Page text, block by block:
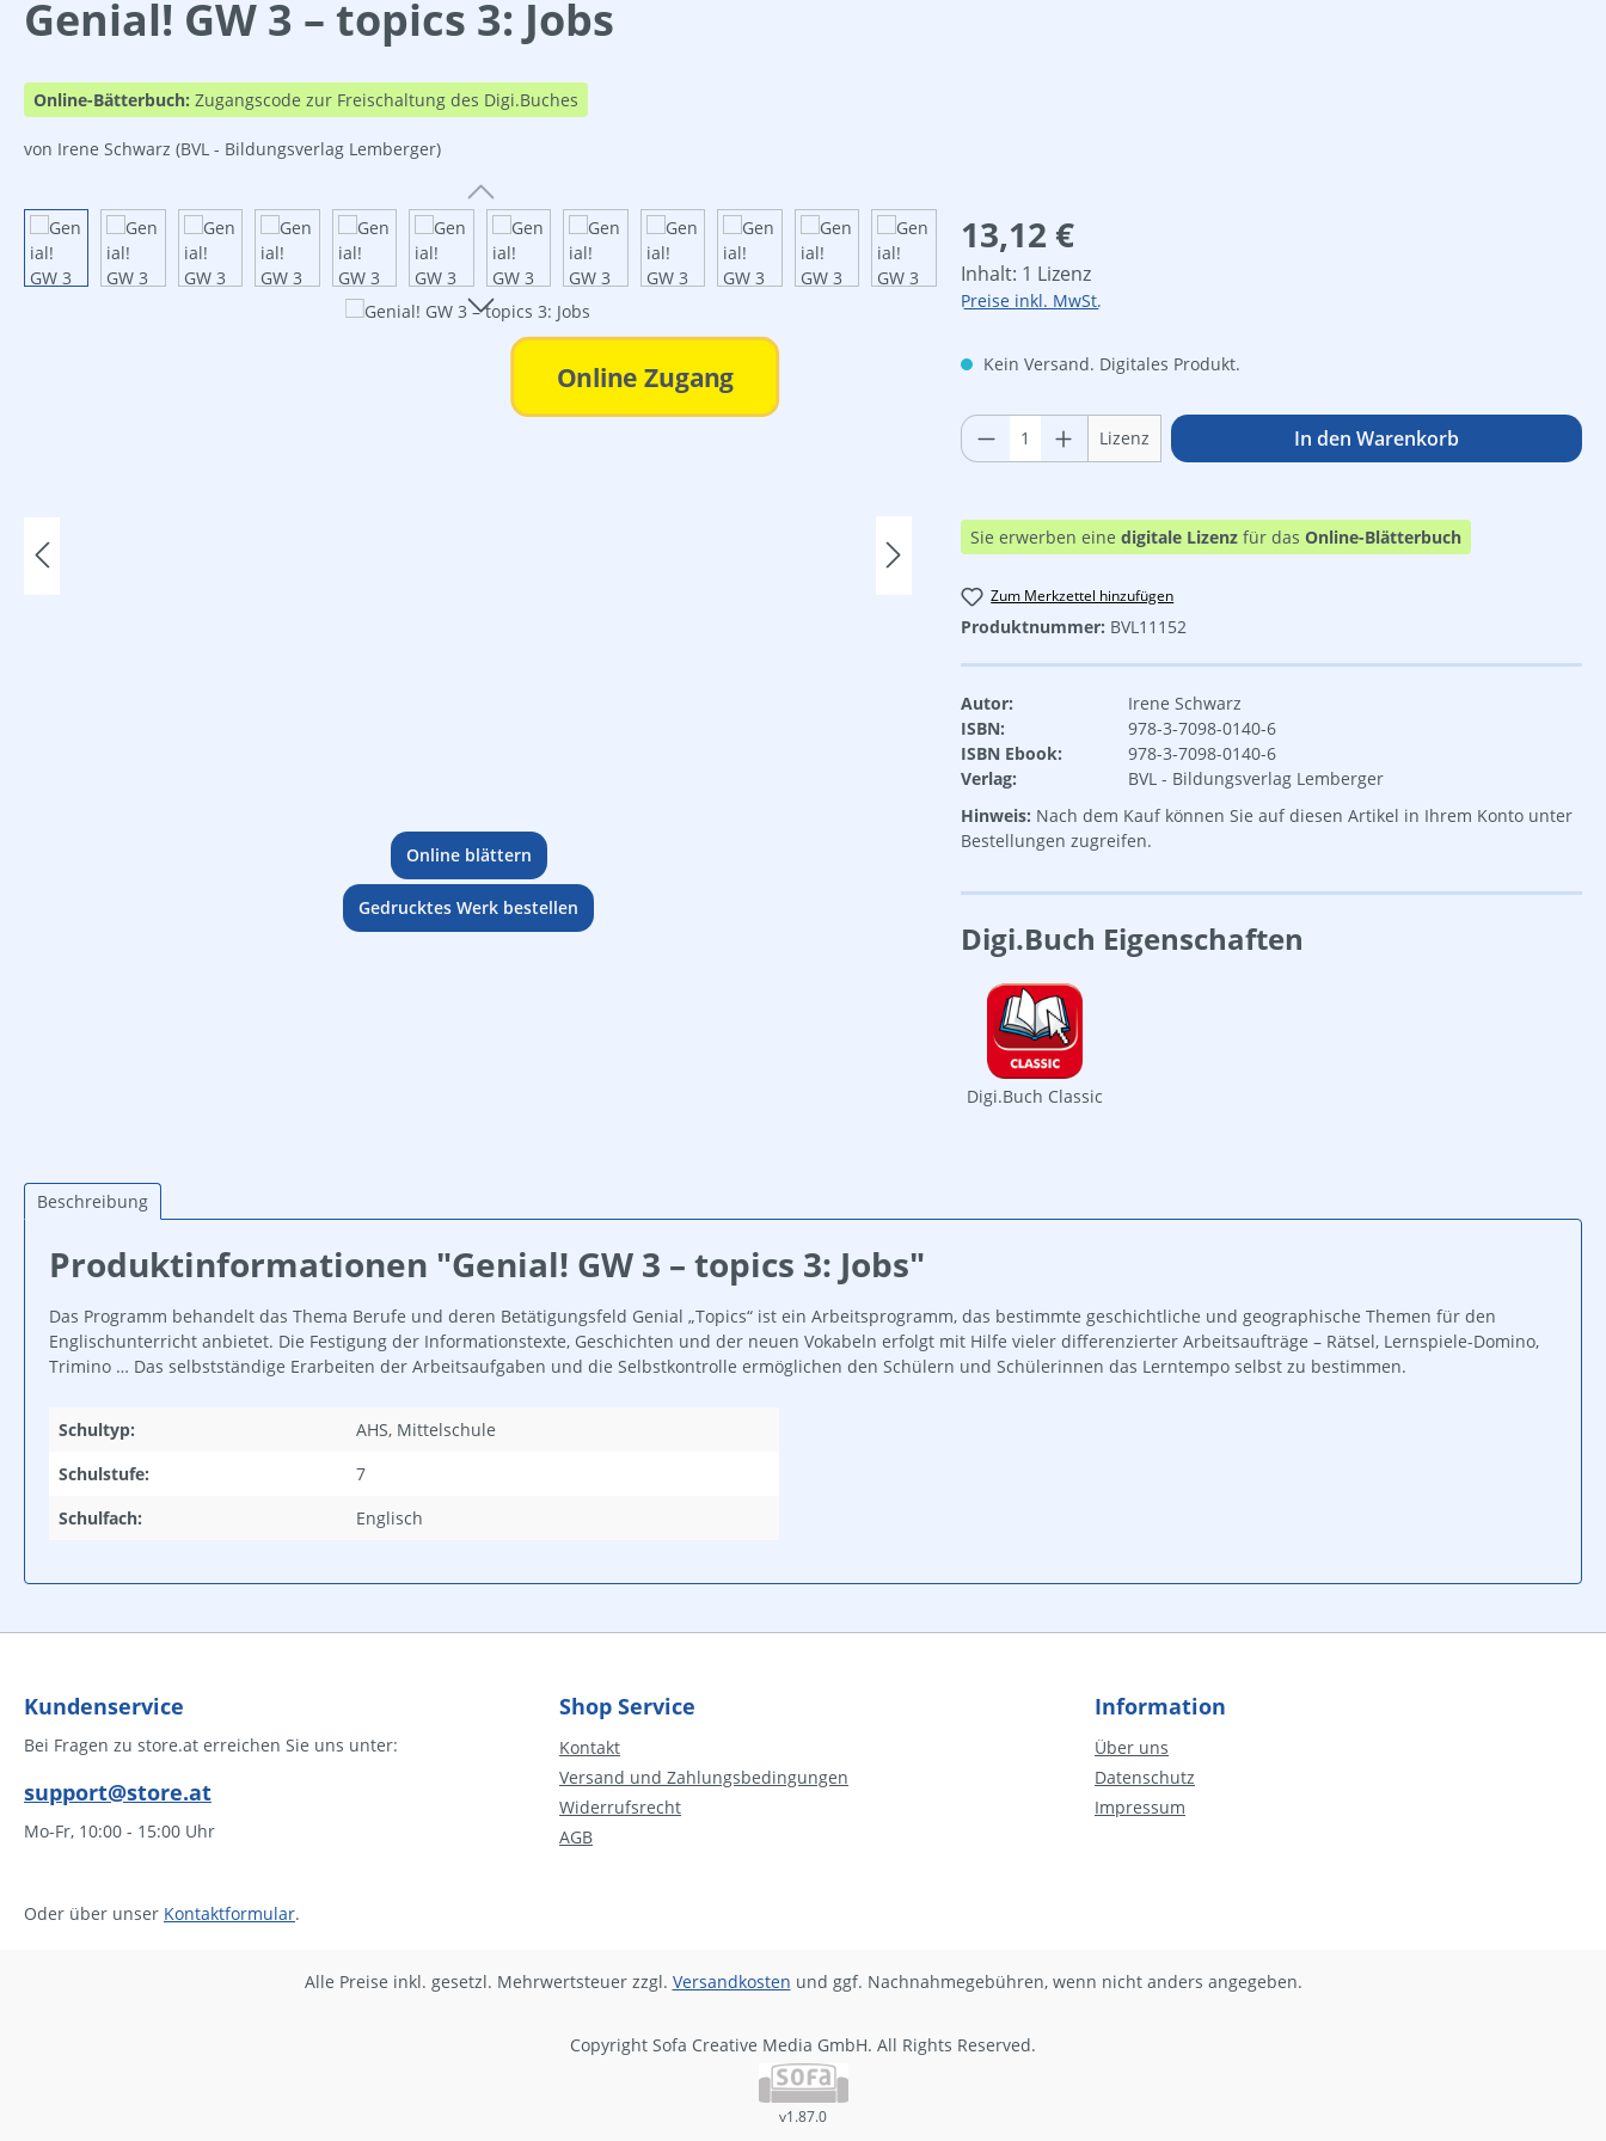
Genial! GW 3 – topics 3: Jobs
Online-Bätterbuch: Zugangscode zur Freischaltung des Digi.Buches
von Irene Schwarz (BVL - Bildungsverlag Lemberger)
Bildergalerie überspringen
Online Zugang
Online blättern
Gedrucktes Werk bestellen
Regulärer Preis:
13,12 €
Inhalt: 1 Lizenz
Preise inkl. MwSt.
Kein Versand. Digitales Produkt.
Produkt Anzahl: Gib den gewünschten Wert
Lizenz In den Warenkorb
Sie erwerben eine digitale Lizenz für das Online-Blätterbuch
Zum Merkzettel hinzufügen
Produktnummer: BVL11152
Autor:
Irene Schwarz
ISBN:
978-3-7098-0140-6
ISBN Ebook:
978-3-7098-0140-6
Verlag:
BVL - Bildungsverlag Lemberger
Hinweis: Nach dem Kauf können Sie auf diesen Artikel in Ihrem Konto unter
Bestellungen zugreifen.
Digi.Buch Eigenschaften
Digi.Buch Classic
Beschreibung
Produktinformationen "Genial! GW 3 – topics 3: Jobs"
Das Programm behandelt das Thema Berufe und deren Betätigungsfeld Genial „Topics“ ist ein Arbeitsprogramm, das bestimmte geschichtliche und geographische Themen für den
Englischunterricht anbietet. Die Festigung der Informationstexte, Geschichten und der neuen Vokabeln erfolgt mit Hilfe vieler differenzierter Arbeitsaufträge – Rätsel, Lernspiele-Domino,
Trimino … Das selbstständige Erarbeiten der Arbeitsaufgaben und die Selbstkontrolle ermöglichen den Schülern und Schülerinnen das Lerntempo selbst zu bestimmen.
Schultyp:
AHS, Mittelschule
Schulstufe:
7
Schulfach:
Englisch
Kundenservice
Bei Fragen zu store.at erreichen Sie uns unter:
support@store.at
Mo-Fr, 10:00 - 15:00 Uhr
Oder über unser Kontaktformular.
Shop Service
Kontakt
Versand und Zahlungsbedingungen
Widerrufsrecht
AGB
Information
Über uns
Datenschutz
Impressum
Alle Preise inkl. gesetzl. Mehrwertsteuer zzgl. Versandkosten und ggf. Nachnahmegebühren, wenn nicht anders angegeben.
Copyright Sofa Creative Media GmbH. All Rights Reserved.
v1.87.0